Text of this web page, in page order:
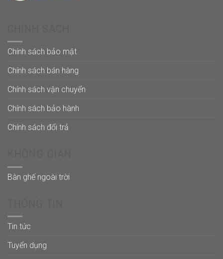
Chính sách bảo mật
Chính sách bán hàng
Chính sách vận chuyển
Chính sách bảo hành
Chính sách đổi trả
Bàn ghế ngoài trời
Tin tức
Tuyển dụng